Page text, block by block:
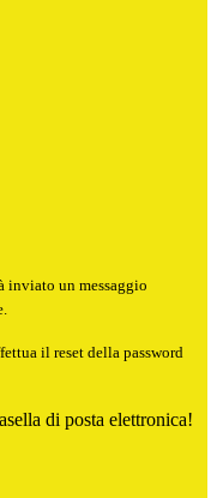
inviato un messaggio
il reset della password
di posta elettronica!